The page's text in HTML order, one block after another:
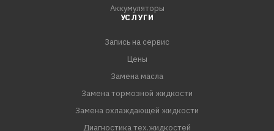
качественными антифризами не изменяя цвет ранее
- Рассчитан на весь срок эксплуатации автомобиля
- Совместим с любыми качественными охлаждающими
Аккумуляторы
УСЛУГИ
Запись на сервис
Цены
Замена масла
Замена тормозной жидкости
Замена охлаждающей жидкости
Диагностика тех.жидкостей